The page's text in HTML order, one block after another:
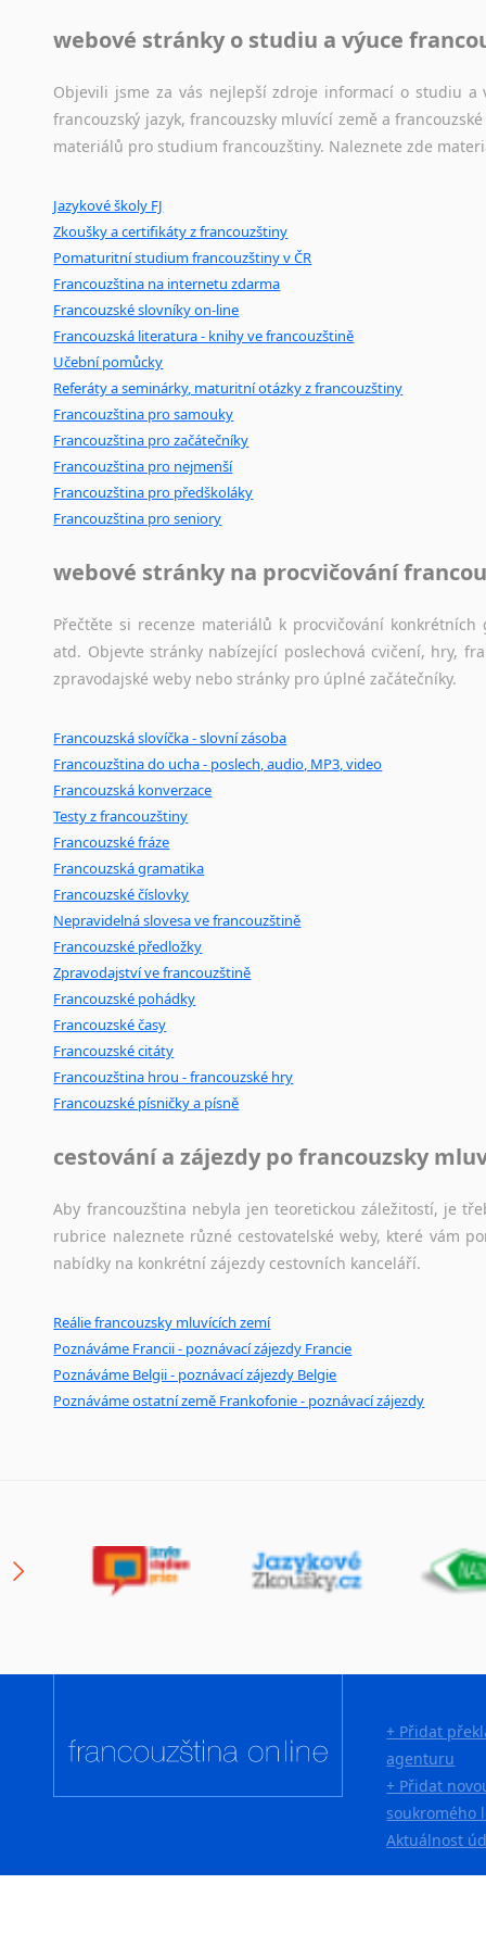
Litevština
Luba
Makedonština
Malajština
Malinština
Maltština
Maorština
Megrelština
Moldavština
Mongolština
Nepálština
Nilosaharské jazyky
Nizozemština
Norština
Novořečtina
Oromština
Pandžábština
Perština
Portugalština
Rumunština
Sanskrt
Sinhalština
Slovinština
Somálština
Sóština
Srbština
Staroslověnština
Svahilština
Švédština
Tádžičtina
Tahitština
Tamilština
Thajština
Tigriňňa
Turečtina
Turkménština
Urdština
Uzbečtina
Vietnamština
Wolof
Jazykové korpusy
korpusů, jež umožňují třeba vyhledávání slov a slovních
původního zdroje textu.
Mix pomůcek, jež
poradny a pravidla pravopisu nebo
webové stránky o studiu a výuce
Objevili jsme za vás nejlepší zdroje informací o studiu a
francouzský jazyk, francouzsky mluvící země a
materiálů pro studium francouzštiny. Naleznete zde
Jazykové školy FJ
Zkoušky a certifikáty z francouzštiny
Pomaturitní studium francouzštiny v ČR
Francouzština na internetu zdarma
Francouzské slovníky on-line
Francouzská literatura - knihy ve francouzštině
Učební pomůcky
Referáty a seminárky, maturitní otázky z francouzštiny
Francouzština pro samouky
Francouzština pro začátečníky
Francouzština pro nejmenší
Francouzština pro předškoláky
Francouzština pro seniory
webové stránky na procvičování
Přečtěte si recenze materiálů k procvičování
atd. Objevte stránky nabízející poslechová cvičení, hry,
zpravodajské weby nebo stránky pro úplné začátečníky.
Francouzská slovíčka - slovní zásoba
Francouzština do ucha - poslech, audio, MP3, video
Francouzská konverzace
Testy z francouzštiny
Francouzské fráze
Francouzská gramatika
Francouzské číslovky
Nepravidelná slovesa ve francouzštině
Francouzské předložky
Zpravodajství ve francouzštině
Francouzské pohádky
Francouzské časy
Francouzské citáty
Francouzština hrou - francouzské hry
Francouzské písničky a písně
cestování a zájezdy po francouzsky
Aby francouzština nebyla jen teoretickou záležitostí, je
rubrice naleznete různé cestovatelské weby, které vám
nabídky na konkrétní zájezdy cestovních kanceláří.
Reálie francouzsky mluvících zemí
Poznáváme Francii - poznávací zájezdy Francie
Poznáváme Belgii - poznávací zájezdy Belgie
Poznáváme ostatní země Frankofonie - poznávací zájezdy
+ Přidat
agenturu
+ Přidat
soukromého
Aktuálnost